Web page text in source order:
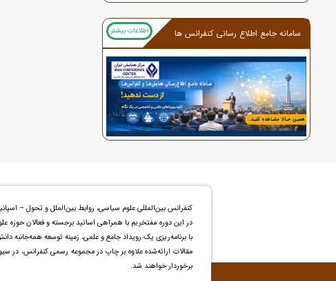
سامانه جامع اطلاع رسانی کنفرانس ها اطلاعات بیشتر
کنفرانس بین‌المللی علوم سیاسی، روابط بین‌الملل و تحول –
در این دوره مفتخریم با همراهی اساتید برجسته و فعالان حوزه
با برنامه‌ریزی یک رویداد جامع و علمی، زمینه توسعه همه‌جانبه
برخوردار خواهند شد.